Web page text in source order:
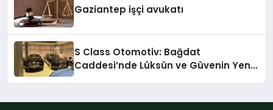
Gaziantep işçi avukatı
S Class Otomotiv: Bağdat
Caddesi’nde Lüksün ve Güvenin Yeni